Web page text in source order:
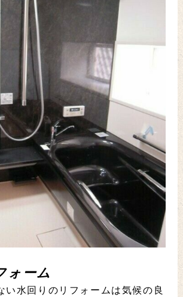
ォーム
い水回りのリフォームは気候の良